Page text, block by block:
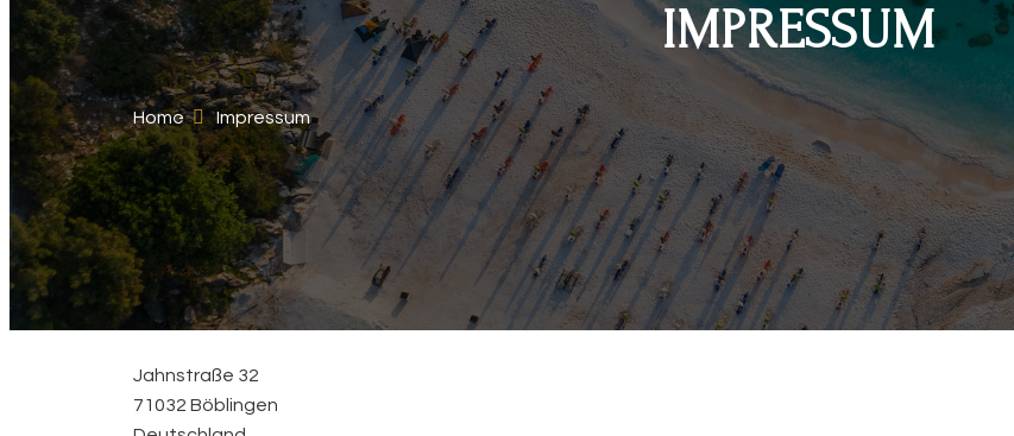
IMPRESSUM
Home Impressum
Jahnstraße 32
71032 Böblingen